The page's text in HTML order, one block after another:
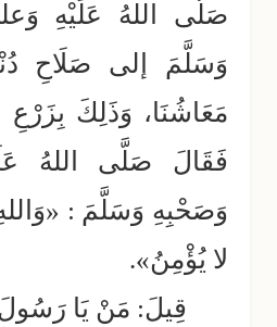
صَلَّى اللهُ عَلَيْهِ
وَسَلَّمَ إلى صَلَاحِ
مَعَاشُنَا، وَذَلِكَ بِزَرْعِ
فَقَالَ صَلَّى اللهُ
وَصَحْبِهِ وَسَلَّمَ : «وَاللهِ
لا يُؤْمِنُ».
قِيلَ: مَنْ يَا رَسُولَ